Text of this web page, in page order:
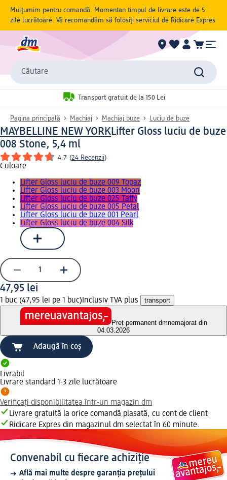
Mulțumim pentru comandă. Momentan timpul de livrare este de 5
zile lucrătoare. Vă recomandăm să folosiți serviciul de Ridicare Expres
Căutare
Transport gratuit de la 150 Lei
Pagina principală Machiaj Machiaj buze Luciu de buze
MAYBELLINE NEW YORKLifter Gloss luciu de buze
008 Stone, 5,4 ml
4.7 (24 Recenzii)
Culoare
Lifter Gloss luciu de buze 009 Topaz
Lifter Gloss luciu de buze 003 Moon
Lifter Gloss luciu de buze 025 Taffy
Lifter Gloss luciu de buze 005 Petal
Lifter Gloss luciu de buze 001 Pearl
Lifter Gloss luciu de buze 004 Silk
47,95 lei
1 buc (47,95 lei pe 1 buc) Inclusiv TVA plus transport
Preț permanent dmnemajorat din
04.03.2026
Adaugă în coș
Livrabil
Livrare standard 1-3 zile lucrătoare
Verificați disponibilitatea într-un magazin dm
Livrare gratuită la orice comandă plasată, cu cont de client
Ridicare Expres din magazinul dm selectat în 60 minute.
Convenabil cu fiecare achiziție
Află mai multe despre garanția prețului